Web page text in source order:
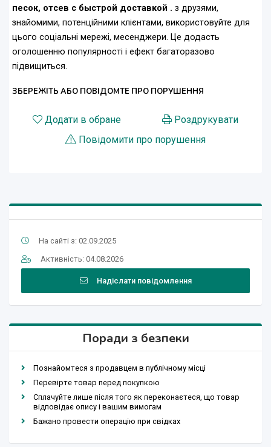
песок, отсев с быстрой доставкой . з друзями,
знайомими, потенційними клієнтами, використовуйте для
цього соціальні мережі, месенджери. Це додасть
оголошенню популярності і ефект багаторазово
підвищиться.
ЗБЕРЕЖІТЬ АБО ПОВІДОМТЕ ПРО ПОРУШЕННЯ
Додати в обране
Роздрукувати
Повідомити про порушення
На сайті з: 02.09.2025
Активність: 04.08.2026
Надіслати повідомлення
Поради з безпеки
Познайомтеся з продавцем в публічному місці
Перевірте товар перед покупкою
Сплачуйте лише після того як переконаєтеся, що товар
відповідає опису і вашим вимогам
Бажано провести операцію при свідках